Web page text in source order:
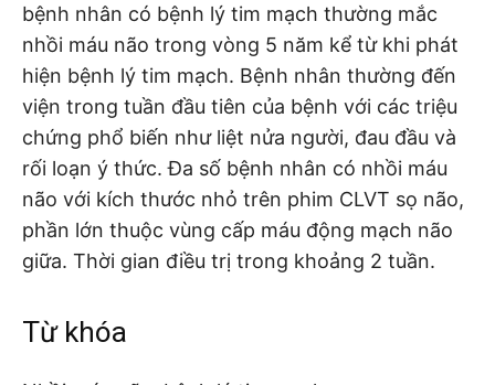
bệnh nhân có bệnh lý tim mạch thường mắc
nhồi máu não trong vòng 5 năm kể từ khi phát
hiện bệnh lý tim mạch. Bệnh nhân thường đến
viện trong tuần đầu tiên của bệnh với các triệu
chứng phổ biến như liệt nửa người, đau đầu và
rối loạn ý thức. Đa số bệnh nhân có nhồi máu
não với kích thước nhỏ trên phim CLVT sọ não,
phần lớn thuộc vùng cấp máu động mạch não
giữa. Thời gian điều trị trong khoảng 2 tuần.
Từ khóa